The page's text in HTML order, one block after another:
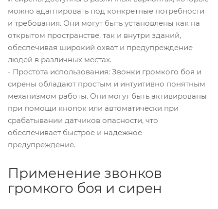
можно адаптировать под конкретные потребности
и требования. Они могут быть установлены как на
открытом пространстве, так и внутри зданий,
обеспечивая широкий охват и предупреждение
людей в различных местах.
- Простота использования: Звонки громкого боя и
сирены обладают простым и интуитивно понятным
механизмом работы. Они могут быть активированы
при помощи кнопок или автоматически при
срабатывании датчиков опасности, что
обеспечивает быстрое и надежное
предупреждение.
Применение звонков
громкого боя и сирен